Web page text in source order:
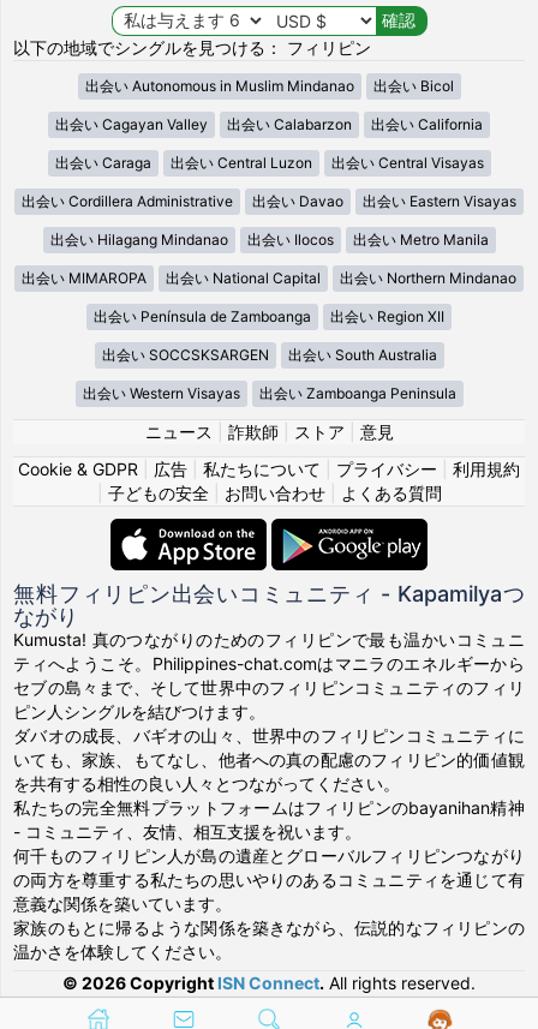
以下の地域でシングルを見つける： フィリピン
出会い Autonomous in Muslim Mindanao 出会い Bicol
出会い Cagayan Valley 出会い Calabarzon 出会い California
出会い Caraga 出会い Central Luzon 出会い Central Visayas
出会い Cordillera Administrative 出会い Davao 出会い Eastern Visayas
出会い Hilagang Mindanao 出会い Ilocos 出会い Metro Manila
出会い MIMAROPA 出会い National Capital 出会い Northern Mindanao
出会い Península de Zamboanga 出会い Region XII
出会い SOCCSKSARGEN 出会い South Australia
出会い Western Visayas 出会い Zamboanga Peninsula
ニュース 詐欺師 ストア
意見
Cookie & GDPR
広告 私たちについて プライバシー
利用規約
子どもの安全| お問い合わせ| よくある質問
無料フィリピン出会いコミュニティ - Kapamilyaつ
ながり
Kumusta! 真のつながりのためのフィリピンで最も温かいコミュニ
ティへようこそ。Philippines-chat.comはマニラのエネルギーから
セブの島々まで、そして世界中のフィリピンコミュニティのフィリ
ピン人シングルを結びつけます。
ダバオの成長、バギオの山々、世界中のフィリピンコミュニティに
いても、家族、もてなし、他者への真の配慮のフィリピン的価値観
を共有する相性の良い人々とつながってください。
私たちの完全無料プラットフォームはフィリピンのbayanihan精神
- コミュニティ、友情、相互支援を祝います。
何千ものフィリピン人が島の遺産とグローバルフィリピンつながり
の両方を尊重する私たちの思いやりのあるコミュニティを通じて有
意義な関係を築いています。
家族のもとに帰るような関係を築きながら、伝説的なフィリピンの
温かさを体験してください。
© 2026 Copyright ISN Connect. All rights reserved.